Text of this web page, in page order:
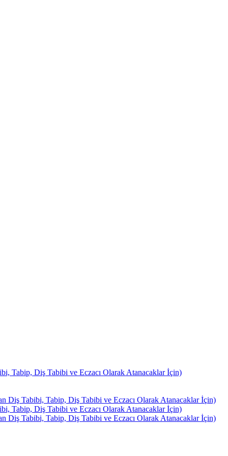
Tabip, Diş Tabibi ve Eczacı Olarak Atanacaklar İçin)
Diş Tabibi, Tabip, Diş Tabibi ve Eczacı Olarak Atanacaklar İçin)
Tabip, Diş Tabibi ve Eczacı Olarak Atanacaklar İçin)
Diş Tabibi, Tabip, Diş Tabibi ve Eczacı Olarak Atanacaklar İçin)